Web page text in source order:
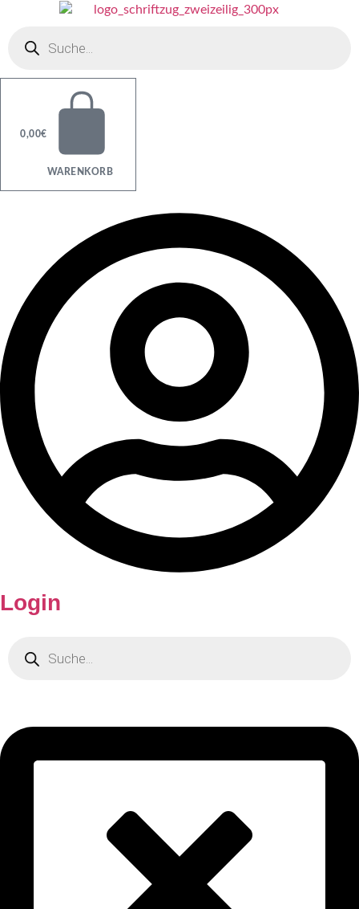
springen
search
0,00€
WARENKORB
Login
search